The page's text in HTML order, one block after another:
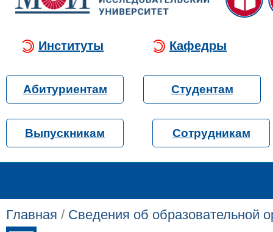
Институты Кафедры
Абитуриентам Студентам
Выпускникам Сотрудникам
Главная / Сведения об образовательной